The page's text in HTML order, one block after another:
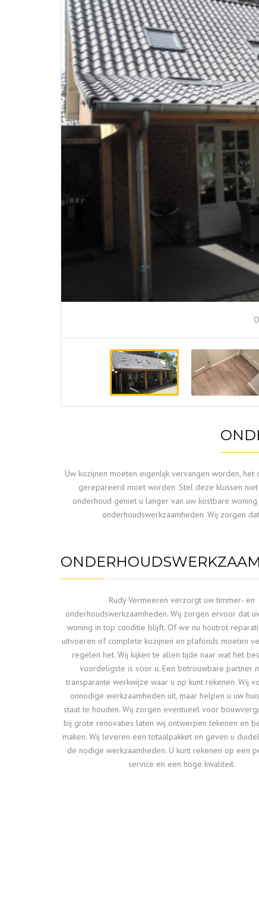
Uw kozijnen moeten eigenlijk vervangen worden,
gerepareerd moet worden. Stel deze klussen
onderhoud geniet u langer van uw kostbare
onderhoudswerkzaamheden. Wij zorgen
Rudy Vermeeren verzorgt uw timmer- en
onderhoudswerkzaamheden. Wij zorgen ervoor dat
woning in top conditie blijft. Of we nu houtrot
uitvoeren of complete kozijnen en plafonds moeten
regelen het. Wij kijken te allen tijde naar wat het
voordeligste is voor u. Een betrouwbare partner
transparante werkwijze waar u op kunt rekenen. Wij
onnodige werkzaamheden uit, maar helpen u uw
staat te houden. Wij zorgen eventueel voor
bij grote renovaties laten wij ontwerpen tekenen en
maken. Wij leveren een totaalpakket en geven u
de nodige werkzaamheden. U kunt rekenen op een
service en een hoge kwaliteit.